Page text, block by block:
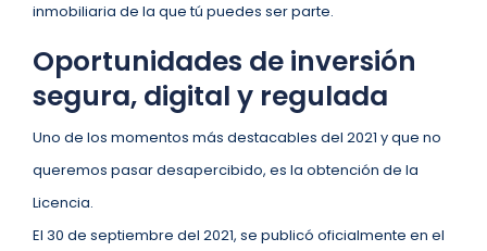
inmobiliaria de la que tú puedes ser parte.
Oportunidades de inversión
segura, digital y regulada
Uno de los momentos más destacables del 2021 y que no
queremos pasar desapercibido, es la obtención de la
Licencia.
El 30 de septiembre del 2021, se publicó oficialmente en el